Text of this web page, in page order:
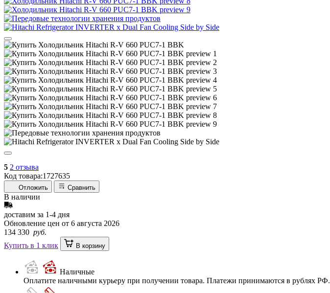
5 2 отзыва
Код товара:1727635
Отложить Сравнить
В наличии
доставим за 1-4 дня
Обновление цен от 6 августа 2026
134 330 руб.
Купить в 1 клик
В корзину
Наличные
Оплатите наличными курьеру при получении товара. Платежи принимаются в рублях РФ.